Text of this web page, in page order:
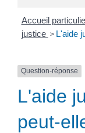
Accueil
justice > L'aide
Question-réponse
L'aide
peut-